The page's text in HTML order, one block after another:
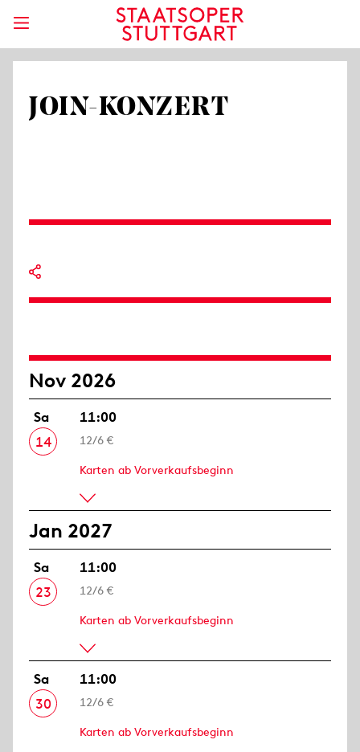
JOIN-KONZERT
Nov 2026
Sa
14
11:00
12/6 €
Karten ab Vorverkaufsbeginn
Jan 2027
Sa
23
11:00
12/6 €
Karten ab Vorverkaufsbeginn
Sa
30
11:00
12/6 €
Karten ab Vorverkaufsbeginn